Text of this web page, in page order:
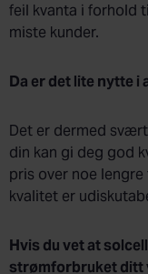
feil kvanta i forhold
miste kunder.
Da er det lite nytte i
Det er dermed
din kan gi deg god
pris over noe
kvalitet er
Hvis du vet at
strømforbruket ditt